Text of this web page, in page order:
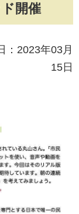
開催
2023年03月
15日